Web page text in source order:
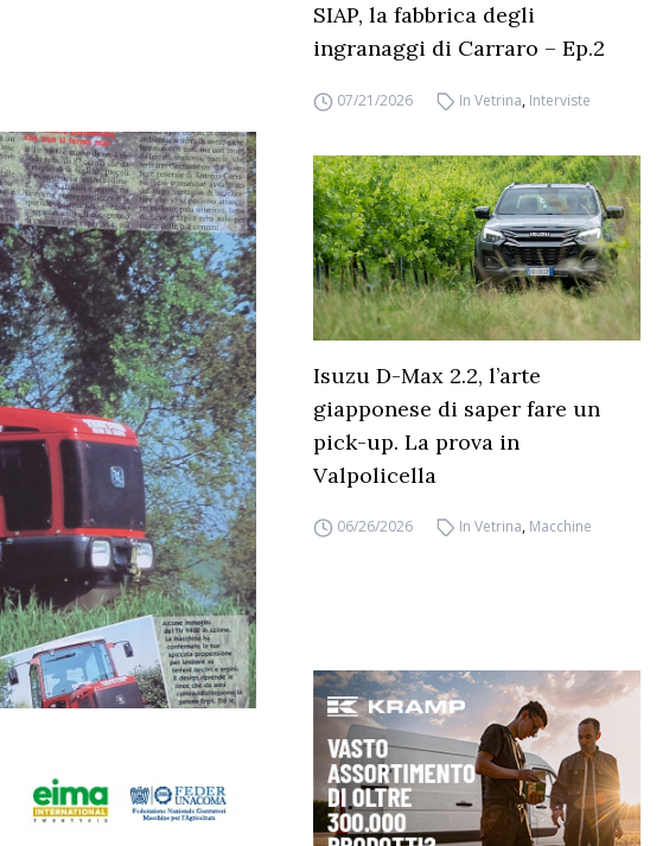
SIAP, la fabbrica degli
ingranaggi di Carraro – Ep.2
07/21/2026 In Vetrina, Interviste
Isuzu D-Max 2.2, l’arte
giapponese di saper fare un
pick-up. La prova in
Valpolicella
06/26/2026 In Vetrina, Macchine